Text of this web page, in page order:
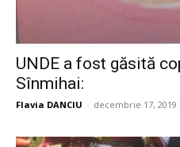
UNDE a fost găsită
Sînmihai:
Flavia DANCIU - decembrie 17, 2019